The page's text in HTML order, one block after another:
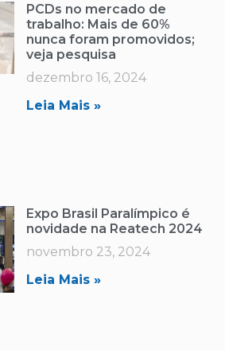
PCDs no mercado de
trabalho: Mais de 60%
nunca foram promovidos;
veja pesquisa
dezembro 16, 2024
Leia Mais »
Expo Brasil Paralímpico é
novidade na Reatech 2024
novembro 23, 2024
Leia Mais »